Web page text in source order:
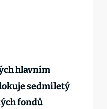
hlavním
sedmiletý
fondů